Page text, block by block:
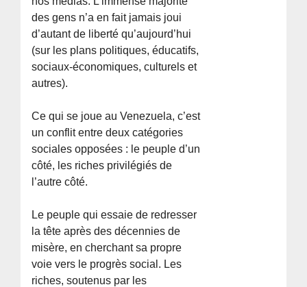
des gens n’a en fait jamais joui
d’autant de liberté qu’aujourd’hui
(sur les plans politiques, éducatifs,
sociaux-économiques, culturels et
autres).
Ce qui se joue au Venezuela, c’est
un conflit entre deux catégories
sociales opposées : le peuple d’un
côté, les riches privilégiés de
l’autre côté.
Le peuple qui essaie de redresser
la tête après des décennies de
misère, en cherchant sa propre
voie vers le progrès social. Les
riches, soutenus par les